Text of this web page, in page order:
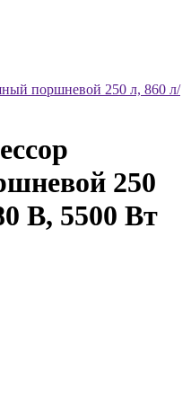
поршневой 250 л, 860 л/
250
В, 5500 Вт